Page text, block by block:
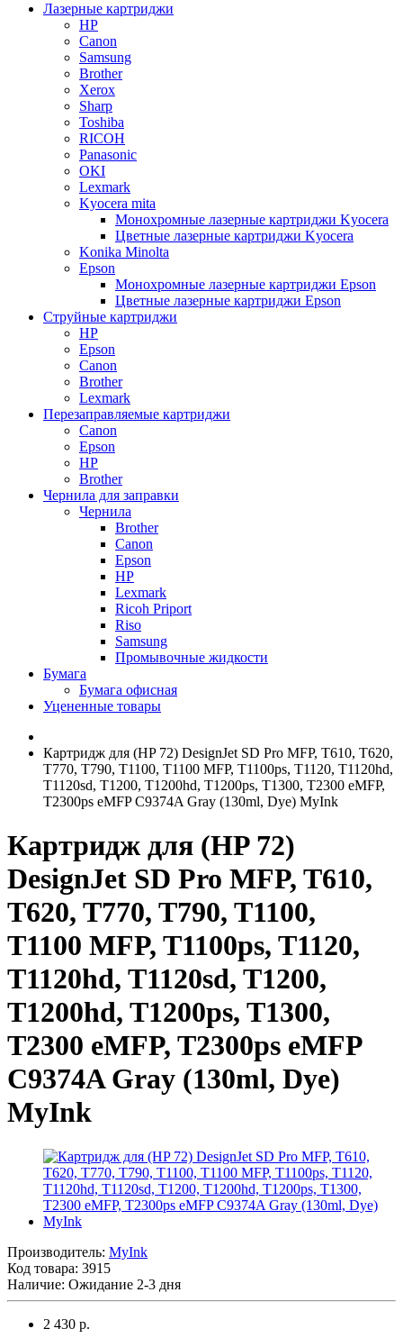
Лазерные картриджи
HP
Canon
Samsung
Brother
Xerox
Sharp
Toshiba
RICOH
Panasonic
OKI
Lexmark
Kyocera mita
Монохромные лазерные картриджи Kyocera
Цветные лазерные картриджи Kyocera
Konika Minolta
Epson
Монохромные лазерные картриджи Epson
Цветные лазерные картриджи Epson
Струйные картриджи
HP
Epson
Canon
Brother
Lexmark
Перезаправляемые картриджи
Canon
Epson
HP
Brother
Чернила для заправки
Чернила
Brother
Canon
Epson
HP
Lexmark
Ricoh Priport
Riso
Samsung
Промывочные жидкости
Бумага
Бумага офисная
Уцененные товары
Картридж для (HP 72) DesignJet SD Pro MFP, T610, T620,
T770, T790, T1100, T1100 MFP, T1100ps, T1120, T1120hd,
T1120sd, T1200, T1200hd, T1200ps, T1300, T2300 eMFP,
T2300ps eMFP C9374A Gray (130ml, Dye) MyInk
Картридж для (HP 72)
DesignJet SD Pro MFP, T610,
T620, T770, T790, T1100,
T1100 MFP, T1100ps, T1120,
T1120hd, T1120sd, T1200,
T1200hd, T1200ps, T1300,
T2300 eMFP, T2300ps eMFP
C9374A Gray (130ml, Dye)
MyInk
Производитель: MyInk
Код товара: 3915
Наличие: Ожидание 2-3 дня
2 430 р.